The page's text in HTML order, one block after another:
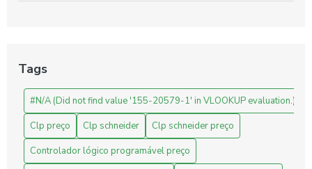
Sua Empresa
Automação Industrial: Melhore a Eficiência e Produtividade
da Sua Empresa
Avaliação de Projetos de Engenharia: Melhore Seus
Resultados com Análises Precisas
Tags
#N/A (Did not find value '155-20579-1' in VLOOKUP evaluation.)
Clp preço
Clp schneider
Clp schneider preço
Controlador lógico programável preço